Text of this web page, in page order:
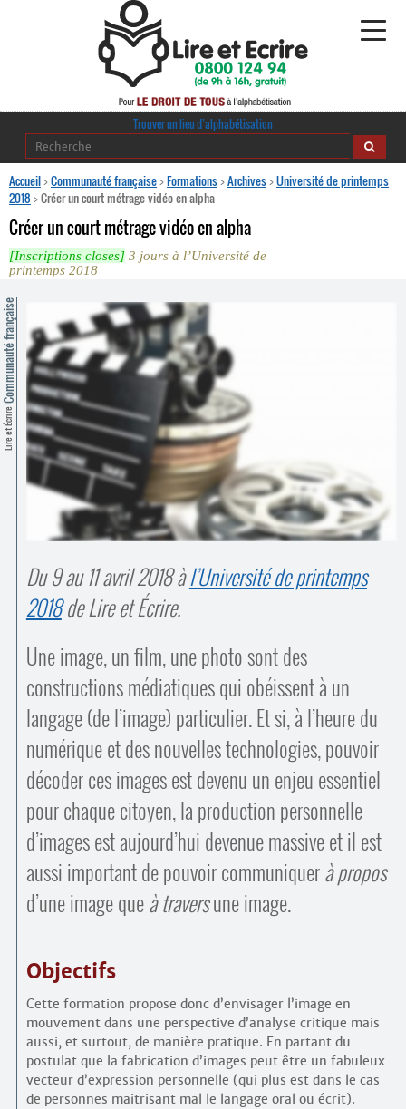
Alphabétisation
journaldelalpha.be
Bienvenue en Belgique
Trouver un lieu d’alphabétisation
Trouver un lieu d’alphabétisation
Accueil>Communauté française>Formations>Archives>Université de printemps
2018 >Créer un court métrage vidéo en alpha
Créer un court métrage vidéo en alpha
[Inscriptions closes] 3 jours à l’Université de
printemps 2018
Lire et Écrire
Communauté française
Du 9 au 11 avril 2018 àl’Université de printemps
2018de Lire et Écrire.
Une image, un film, une photo sont des
constructions médiatiques qui obéissent à un
langage (de l’image) particulier. Et si, à l’heure du
numérique et des nouvelles technologies, pouvoir
décoder ces images est devenu un enjeu essentiel
pour chaque citoyen, la production personnelle
d’images est aujourd’hui devenue massive et il est
aussi important de pouvoir communiquerà propos
d’une image queà traversune image.
Objectifs
Cette formation propose donc d’envisager l’image en
mouvement dans une perspective d’analyse critique mais
aussi, et surtout, de manière pratique. En partant du
postulat que la fabrication d’images peut être un fabuleux
vecteur d’expression personnelle (qui plus est dans le cas
de personnes maitrisant mal le langage oral ou écrit).